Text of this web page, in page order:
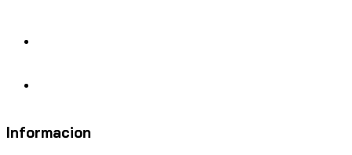
Informacion